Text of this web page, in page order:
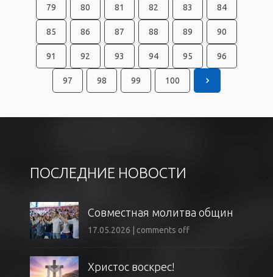
79 80 81 82 83 84
85 86 87 88 89 90
91 92 93 94 95 96
97 98 99 100
ПОСЛЕДНИЕ НОВОСТИ
Совместная молитва общин
17.05.2026 comments off
Христос воскрес!